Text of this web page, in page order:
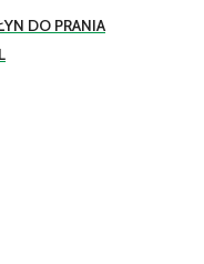
DO PRANIA